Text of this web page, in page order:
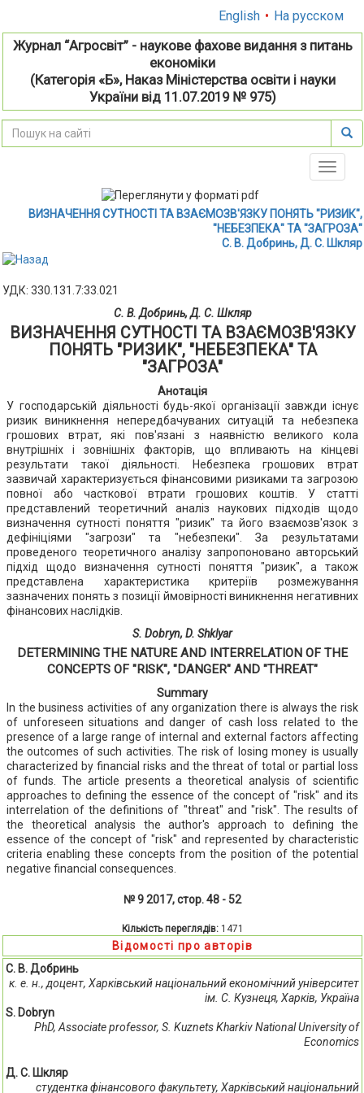
English • На русском
Журнал “Агросвіт” - наукове фахове видання з питань
економіки
(Категорія «Б», Наказ Міністерства освіти і науки
України від 11.07.2019 № 975)
Toggle
ВИЗНАЧЕННЯ СУТНОСТІ ТА ВЗАЄМОЗВ'ЯЗКУ ПОНЯТЬ "РИЗИК",
"НЕБЕЗПЕКА" ТА "ЗАГРОЗА"
С. В. Добринь, Д. С. Шкляр
УДК: 330.131.7:33.021
С. В. Добринь, Д. С. Шкляр
ВИЗНАЧЕННЯ СУТНОСТІ ТА ВЗАЄМОЗВ'ЯЗКУ
ПОНЯТЬ "РИЗИК", "НЕБЕЗПЕКА" ТА
"ЗАГРОЗА"
Анотація
У господарській діяльності будь-якої організації завжди існує
ризик виникнення непередбачуваних ситуацій та небезпека
грошових втрат, які пов'язані з наявністю великого кола
внутрішніх і зовнішніх факторів, що впливають на кінцеві
результати такої діяльності. Небезпека грошових втрат
зазвичай характеризується фінансовими ризиками та загрозою
повної або часткової втрати грошових коштів. У статті
представлений теоретичний аналіз наукових підходів щодо
визначення сутності поняття "ризик" та його взаємозв'язок з
дефініціями "загрози" та "небезпеки". За результатами
проведеного теоретичного аналізу запропоновано авторський
підхід щодо визначення сутності поняття "ризик", а також
представлена характеристика критеріїв розмежування
зазначених понять з позиції ймовірності виникнення негативних
фінансових наслідків.
S. Dobryn, D. Shklyar
DETERMINING THE NATURE AND INTERRELATION OF THE
CONCEPTS OF "RISK", "DANGER" AND "THREAT"
Summary
In the business activities of any organization there is always the risk
of unforeseen situations and danger of cash loss related to the
presence of a large range of internal and external factors affecting
the outcomes of such activities. The risk of losing money is usually
characterized by financial risks and the threat of total or partial loss
of funds. The article presents a theoretical analysis of scientific
approaches to defining the essence of the concept of "risk" and its
interrelation of the definitions of "threat" and "risk". The results of
the theoretical analysis the author's approach to defining the
essence of the concept of "risk" and represented by characteristic
criteria enabling these concepts from the position of the potential
negative financial consequences.
№ 9 2017, стор. 48 - 52
Кількість переглядів: 1471
Відомості про авторів
С. В. Добринь
к. е. н., доцент, Харківський національний економічний університет
ім. С. Кузнеця, Харків, Україна
S. Dobryn
PhD, Associate professor, S. Kuznets Kharkiv National University of
Economics
Д. С. Шкляр
студентка фінансового факультету, Харківський національний